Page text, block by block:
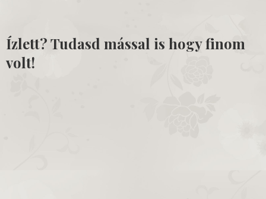
Ízlett? Tudasd mással is hogy finom
volt!